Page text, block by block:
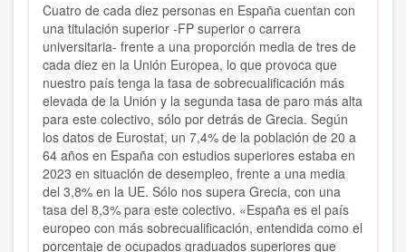
Cuatro de cada diez personas en España cuentan con
una titulación superior -FP superior o carrera
universitaria- frente a una proporción media de tres de
cada diez en la Unión Europea, lo que provoca que
nuestro país tenga la tasa de sobrecualificación más
elevada de la Unión y la segunda tasa de paro más alta
para este colectivo, sólo por detrás de Grecia. Según
los datos de Eurostat, un 7,4% de la población de 20 a
64 años en España con estudios superiores estaba en
2023 en situación de desempleo, frente a una media
del 3,8% en la UE. Sólo nos supera Grecia, con una
tasa del 8,3% para este colectivo. «España es el país
europeo con más sobrecualificación, entendida como el
porcentaje de ocupados graduados superiores que